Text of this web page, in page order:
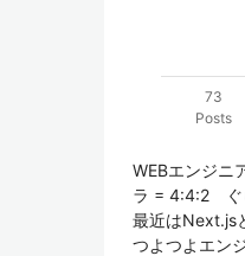
73
Posts
WEBエンジニ
ラ = 4:4:2　ぐ
最近はNext.js
つよつよエン